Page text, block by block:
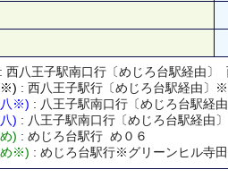
: 西八王子駅南口行〔めじろ台駅経由〕
: 西八王子駅行〔めじろ台駅経由〕
※) : 八王子駅南口行〔めじろ台駅経
) : 八王子駅南口行〔めじろ台駅経由
) : めじろ台駅行 め０６
※) : めじろ台駅行※グリーンヒル寺